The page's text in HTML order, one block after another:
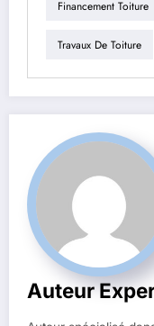
Financement Toiture
Travaux De Toiture
Auteur